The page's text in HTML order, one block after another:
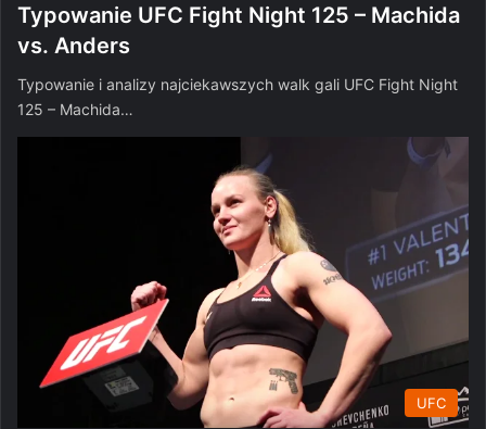
Typowanie UFC Fight Night 125 – Machida
vs. Anders
Typowanie i analizy najciekawszych walk gali UFC Fight Night
125 – Machida…
UFC